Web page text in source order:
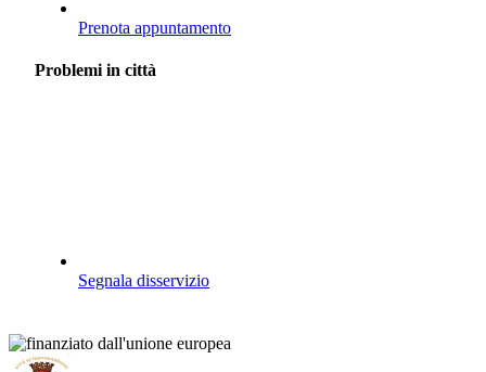
Prenota appuntamento
Problemi in città
Segnala disservizio